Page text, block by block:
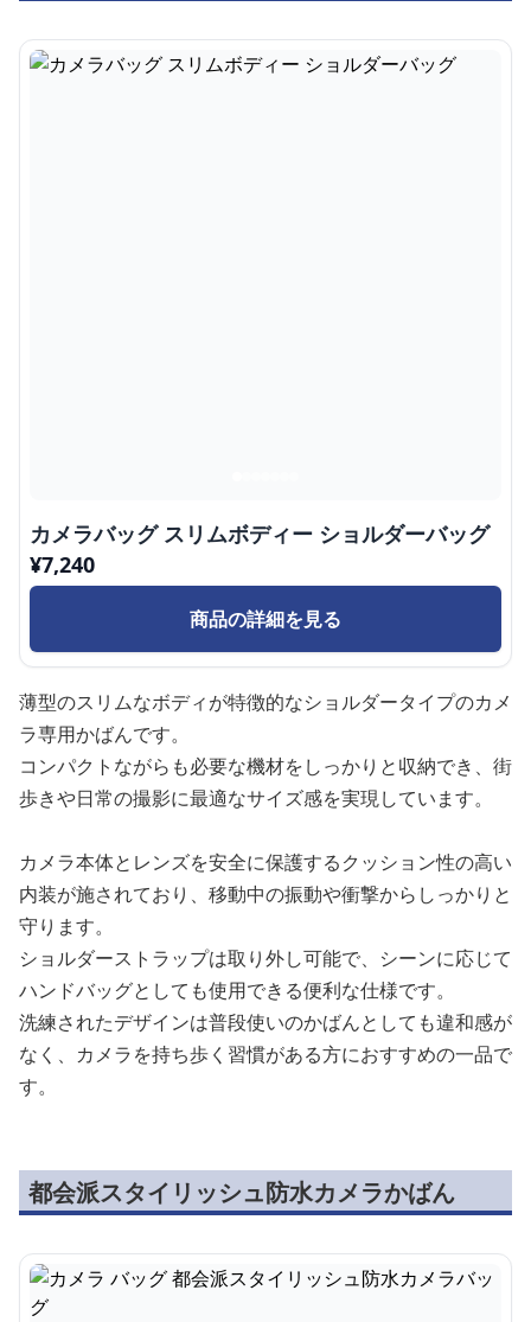
カメラバッグ スリムボディー ショルダーバッグ
¥7,240
商品の詳細を見る
薄型のスリムなボディが特徴的なショルダータイプのカメ
ラ専用かばんです。
コンパクトながらも必要な機材をしっかりと収納でき、街
歩きや日常の撮影に最適なサイズ感を実現しています。
カメラ本体とレンズを安全に保護するクッション性の高い
内装が施されており、移動中の振動や衝撃からしっかりと
守ります。
ショルダーストラップは取り外し可能で、シーンに応じて
ハンドバッグとしても使用できる便利な仕様です。
洗練されたデザインは普段使いのかばんとしても違和感が
なく、カメラを持ち歩く習慣がある方におすすめの一品で
す。
都会派スタイリッシュ防水カメラかばん